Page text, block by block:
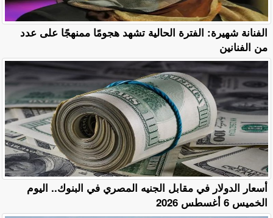
الفنانة شهيرة: الفترة الحالية تشهد هجومًا ممنهجًا على عدد
من الفنانين
أسعار الدولار في مقابل الجنيه المصري في البنوك.. اليوم
الخميس 6 أغسطس 2026